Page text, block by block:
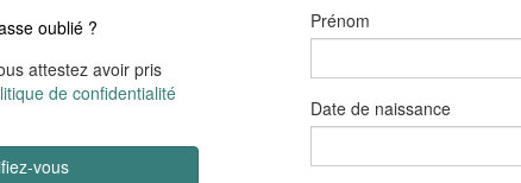
oublié ?
attestez avoir pris
de confidentialité
vous
Prénom
Date de naissance